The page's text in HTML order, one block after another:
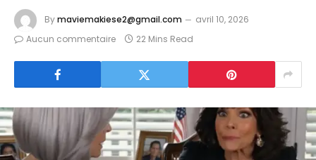
Bymaviemakiese2@gmail.com
avril 10, 2026
Aucun commentaire
22 Mins Read